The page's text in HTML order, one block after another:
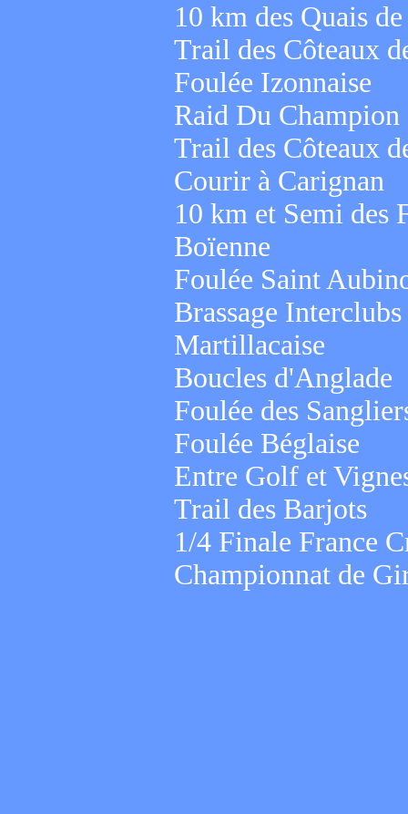
10 km des Quais
Trail des Côteaux
Foulée Izonnaise
Raid Du Champion
Trail des Côteaux
Courir à Carignan
10 km et Semi des
Boïenne
Foulée Saint
Brassage
Martillacaise
Boucles d'Anglade
Foulée des
Foulée Béglaise
Entre Golf et
Trail des Barjots
1/4 Finale France
Championnat de